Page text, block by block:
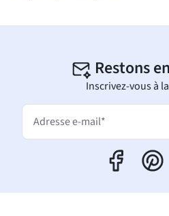
Restons
Inscrivez-vous à
Adresse e-mail*